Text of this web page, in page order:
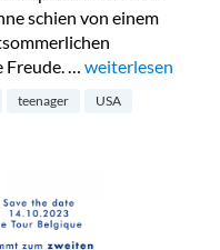
schien von einem
Freude. … „New York mit
weiterlesen
teenager USA